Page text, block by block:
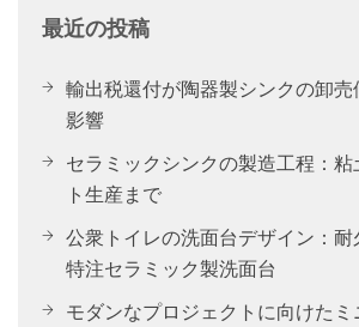
最近の投稿
輸出税還付が陶器製シンクの卸売
影響
セラミックシンクの製造工程：
ト生産まで
公衆トイレの洗面台デザイン：耐
特注セラミック製洗面台
モダンなプロジェクトに向けた